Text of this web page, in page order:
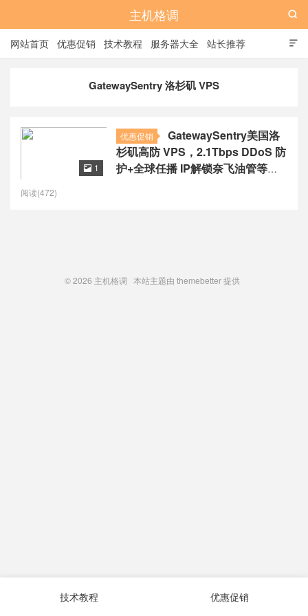
主机格调

网站首页 优惠促销 技术教程 服务器大全 站长推荐

GatewaySentry 洛杉矶 VPS
优惠促销
GatewaySentry美国洛
杉矶高防 VPS，2.1Tbps DDoS 防
护+全球任播 IP解锁奈飞油管等流
 1
阅读(472)
© 2026 主机格调 本站主题由 themebetter提供
技术教程 优惠促销